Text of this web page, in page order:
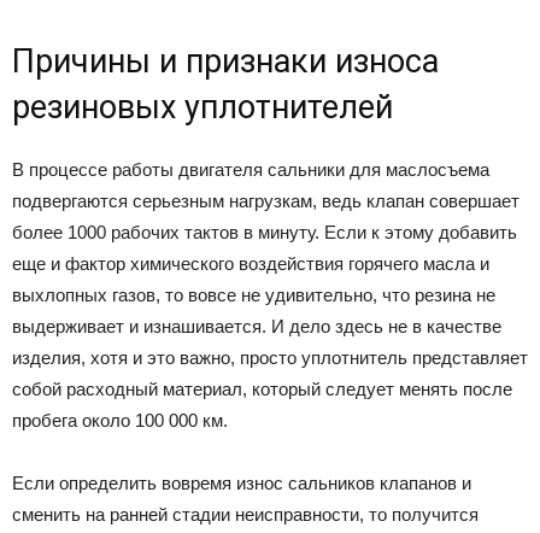
Причины и признаки износа
резиновых уплотнителей
В процессе работы двигателя сальники для маслосъема
подвергаются серьезным нагрузкам, ведь клапан совершает
более 1000 рабочих тактов в минуту. Если к этому добавить
еще и фактор химического воздействия горячего масла и
выхлопных газов, то вовсе не удивительно, что резина не
выдерживает и изнашивается. И дело здесь не в качестве
изделия, хотя и это важно, просто уплотнитель представляет
собой расходный материал, который следует менять после
пробега около 100 000 км.
Если определить вовремя износ сальников клапанов и
сменить на ранней стадии неисправности, то получится